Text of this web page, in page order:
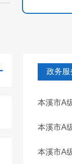
政务服
本溪市A
本溪市A
本溪市A